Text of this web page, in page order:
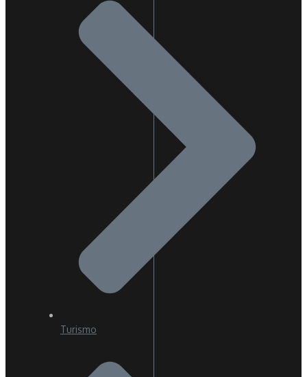
Turismo